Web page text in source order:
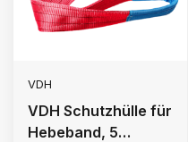
VDH
VDH Schutzhülle für
Hebeband, 5